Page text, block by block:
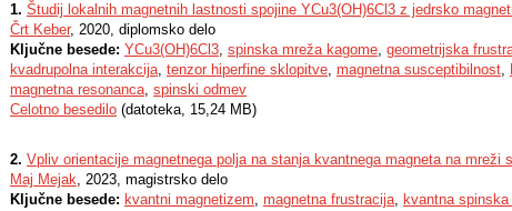
1. Študij lokalnih magnetnih lastnosti spojine YCu3(OH)6Cl3 z jedrsko
Črt Keber, 2020, diplomsko delo
Ključne besede: YCu3(OH)6Cl3, spinska mreža kagome, geometrijska
kvadrupolna interakcija, tenzor hiperfine sklopitve, magnetna susceptibilnost,
magnetna resonanca, spinski odmev
Celotno besedilo (datoteka, 15,24 MB)
2. Vpliv orientacije magnetnega polja na stanja kvantnega magneta na mreži
Maj Mejak, 2023, magistrsko delo
Ključne besede: kvantni magnetizem, magnetna frustracija, kvantna